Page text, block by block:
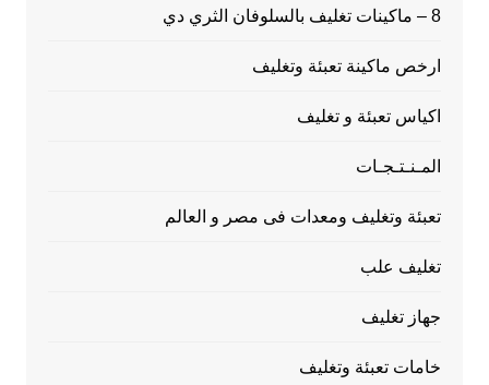
8 – ماكينات تغليف بالسلوفان الثري دي
ارخص ماكينة تعبئة وتغليف
اكياس تعبئة و تغليف
المـنـتـجـات
تعبئة وتغليف ومعدات فى مصر و العالم
تغليف علب
جهاز تغليف
خامات تعبئة وتغليف